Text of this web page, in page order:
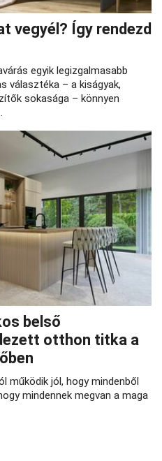
vegyél? Így rendezd
egyik legizgalmasabb
választéka – a kiságyak,
sokasága – könnyen
belső
otthon titka a
működik jól, hogy mindenből
mindennek megvan a maga